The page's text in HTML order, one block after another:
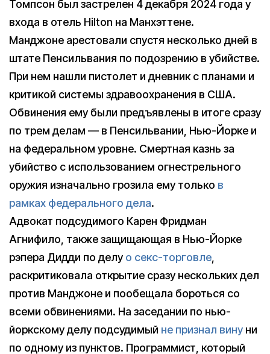
Томпсон был застрелен 4 декабря 2024 года у
входа в отель Hilton на Манхэттене.
Манджоне арестовали спустя несколько дней в
штате Пенсильвания по подозрению в убийстве.
При нем нашли пистолет и дневник с планами и
критикой системы здравоохранения в США.
Обвинения ему были предъявлены в итоге сразу
по трем делам — в Пенсильвании, Нью-Йорке и
на федеральном уровне. Смертная казнь за
убийство с использованием огнестрельного
оружия изначально грозила ему только в
рамках федерального дела.
Адвокат подсудимого Карен Фридман
Агнифило, также защищающая в Нью-Йорке
рэпера Дидди по делуо секс-торговле,
раскритиковала открытие сразу нескольких дел
против Манджоне и пообещала бороться со
всеми обвинениями. На заседании по нью-
йоркскому делу подсудимый не признал вину ни
по одному из пунктов. Программист, который